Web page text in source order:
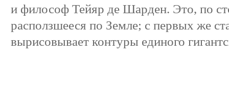
и философ Тейяр де Шарден. Это, по
расползшееся по Земле; с первых же
вырисовывает контуры единого